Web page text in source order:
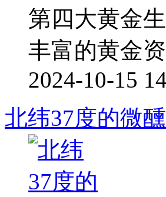
第四大黄金
丰富的黄金
2024-10-15
北纬37度的微醺